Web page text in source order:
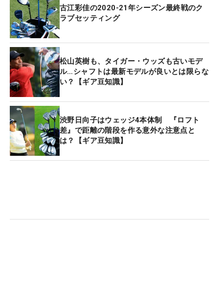
人もの女子プロがパーオン率70％以上をマークして
いた。ほんの数年前、2015年シーズンのスタッツ
で、パーオン率70％以上を記録したのは、このタイ
トルを獲得したイ・ボミを含めてわずか6人だった
ことを考えると、この数字の伸びは驚異的だ。
実は女子プロのパーオン率、つまりアイアンの技術
が大きくレベルアップした背景には、ギアの進化が
深く関わっている。特に100グラム以下のアイアン
用軽量シャフトの進化によって、女子プロのパワー
でも高く止まるボールが打ちやすくなったことは、
パーオン率の向上に大きく影響しているだろう。
古江彩佳の2020-21年シーズン最終戦のク
ラブセッティング
松山英樹も、タイガー・ウッズも古いモデ
ル…シャフトは最新モデルが良いとは限らな
い？【ギア豆知識】
渋野日向子はウェッジ4本体制 『ロフト
差』で距離の階段を作る意外な注意点と
は？【ギア豆知識】